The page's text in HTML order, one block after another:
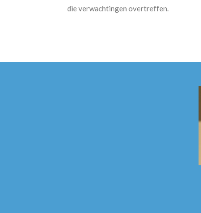
die verwachtingen overtreffen.